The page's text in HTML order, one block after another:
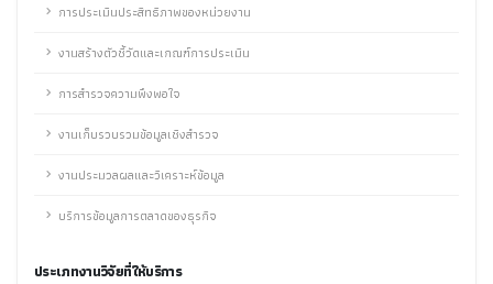
การประเมินประสิทธิภาพของหน่วยงาน
งานสร้างตัวชี้วัดและเกณฑ์การประเมิน
การสำรวจความพึงพอใจ
งานเก็บรวบรวมข้อมูลเชิงสำรวจ
งานประมวลผลและวิเคราะห์ข้อมูล
บริการข้อมูลการตลาดของธุรกิจ
ประเภทงานวิจัยที่ให้บริการ